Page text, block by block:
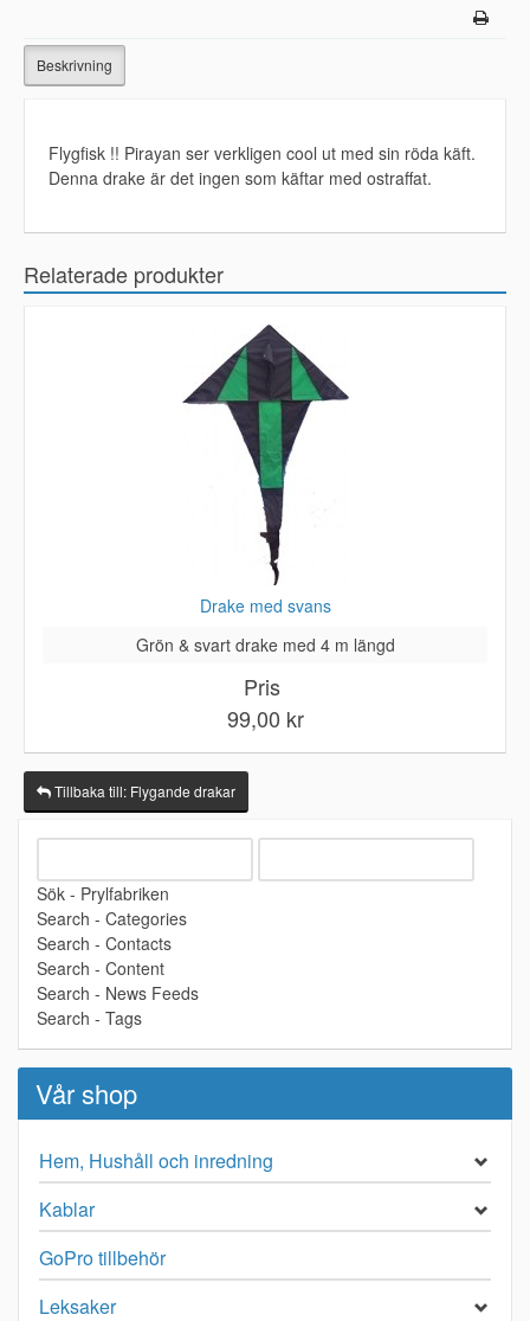
Beskrivning
Flygfisk !! Pirayan ser verkligen cool ut med sin röda käft.
Denna drake är det ingen som käftar med ostraffat.
Relaterade produkter
Drake med svans
Grön & svart drake med 4 m längd
Pris
99,00 kr
Tillbaka till: Flygande drakar
Sök - Prylfabriken
Search - Categories
Search - Contacts
Search - Content
Search - News Feeds
Search - Tags
Vår shop
Hem, Hushåll och inredning
Kablar
GoPro tillbehör
Leksaker